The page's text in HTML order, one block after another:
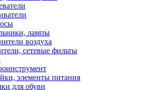
лампы
воздуха
сетевые фильты
элементы питания
для обуви